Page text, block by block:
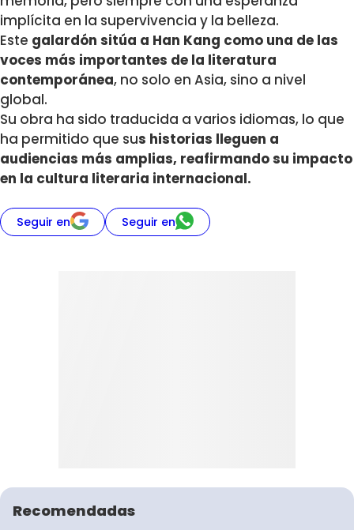
implícita en la supervivencia y la belleza.
Este galardón sitúa a Han Kang como una de las
voces más importantes de la literatura
contemporánea, no solo en Asia, sino a nivel
global.
Su obra ha sido traducida a varios idiomas, lo que
ha permitido que sus historias lleguen a
audiencias más amplias, reafirmando su impacto
en la cultura literaria internacional.
Seguir en Seguir en
Recomendadas